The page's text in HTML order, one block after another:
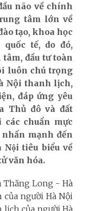
não về chính
tâm lớn về
tạo, khoa học
tế, do đó,
đầu tư toàn
luôn chú trọng
Nội thanh lịch,
đáp ứng yêu
Thủ đô và đất
chuẩn mực
mạnh đến
tiêu biểu về
văn hóa.
Thăng Long - Hà
người Hà Nội
của người Hà